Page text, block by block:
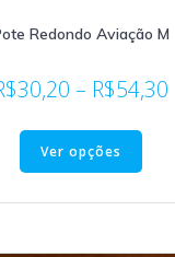
Redondo Aviação M
30,20 – R$54,30
Ver opções